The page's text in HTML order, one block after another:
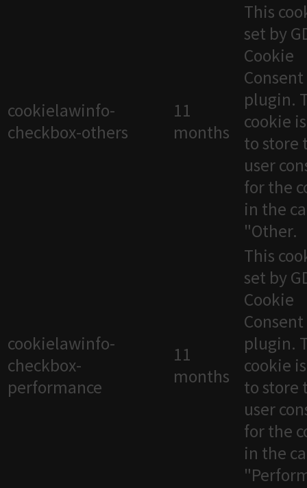
cookielawinfo-
checkbox-others
11
months
This
set by
Cookie
Consent
plugin.
cookie
to store
user
for the
in the
"Other.
cookielawinfo-
checkbox-
performance
11
months
This
set by
Cookie
Consent
plugin.
cookie
to store
user
for the
in the